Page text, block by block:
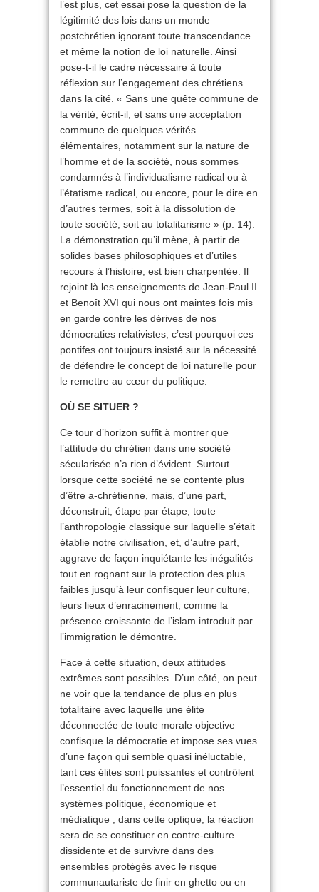
l’est plus, cet essai pose la question de la
légitimité des lois dans un monde
postchrétien ignorant toute transcendance
et même la notion de loi naturelle. Ainsi
pose-t-il le cadre nécessaire à toute
réflexion sur l’engagement des chrétiens
dans la cité. « Sans une quête commune de
la vérité, écrit-il, et sans une acceptation
commune de quelques vérités
élémentaires, notamment sur la nature de
l’homme et de la société, nous sommes
condamnés à l’individualisme radical ou à
l’étatisme radical, ou encore, pour le dire en
d’autres termes, soit à la dissolution de
toute société, soit au totalitarisme » (p. 14).
La démonstration qu’il mène, à partir de
solides bases philosophiques et d’utiles
recours à l’histoire, est bien charpentée. Il
rejoint là les enseignements de Jean-Paul II
et Benoît XVI qui nous ont maintes fois mis
en garde contre les dérives de nos
démocraties relativistes, c’est pourquoi ces
pontifes ont toujours insisté sur la nécessité
de défendre le concept de loi naturelle pour
le remettre au cœur du politique.
OÙ SE SITUER ?
Ce tour d’horizon suffit à montrer que
l’attitude du chrétien dans une société
sécularisée n’a rien d’évident. Surtout
lorsque cette société ne se contente plus
d’être a-chrétienne, mais, d’une part,
déconstruit, étape par étape, toute
l’anthropologie classique sur laquelle s’était
établie notre civilisation, et, d’autre part,
aggrave de façon inquiétante les inégalités
tout en rognant sur la protection des plus
faibles jusqu’à leur confisquer leur culture,
leurs lieux d’enracinement, comme la
présence croissante de l’islam introduit par
l’immigration le démontre.
Face à cette situation, deux attitudes
extrêmes sont possibles. D’un côté, on peut
ne voir que la tendance de plus en plus
totalitaire avec laquelle une élite
déconnectée de toute morale objective
confisque la démocratie et impose ses vues
d’une façon qui semble quasi inéluctable,
tant ces élites sont puissantes et contrôlent
l’essentiel du fonctionnement de nos
systèmes politique, économique et
médiatique ; dans cette optique, la réaction
sera de se constituer en contre-culture
dissidente et de survivre dans des
ensembles protégés avec le risque
communautariste de finir en ghetto ou en